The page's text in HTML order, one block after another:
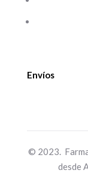
Envíos
© 2023.
desde